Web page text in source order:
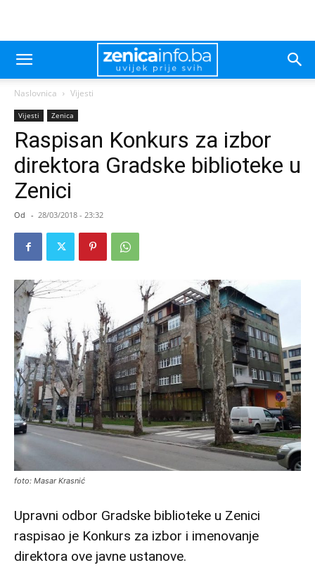
Naslovnica Vijesti
Vijesti Zenica
Raspisan Konkurs za izbor
direktora Gradske biblioteke u
Zenici
Od - 28/03/2018 - 23:32
foto: Masar Krasnić
Upravni odbor Gradske biblioteke u Zenici
raspisao je Konkurs za izbor i imenovanje
direktora ove javne ustanove.